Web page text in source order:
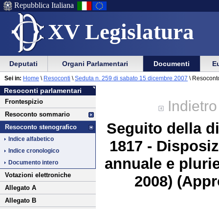
XV Legislatura
Menu
di
ausilio
alla
navigazione
Vai
Menu
di
navigazione
principale
Repubblica Italiana
Menu
di
navigazione
principale
Vai
menu
di
sezione
Deputati Organi Parlamentari Documenti
Vai
al
contenuto
Resoconti parlamentari
Frontespizio
Resoconto sommario
Resoconto stenografico
Indice alfabetico
Indice cronologico
Documento intero
Votazioni elettroniche
Allegato A
Allegato B
Sei in: Home \ Resoconti \ Seduta n. 259 di sabato 15 dicembre 2007 \
Indietro
Seguito della
1817 -
annuale e
2008)